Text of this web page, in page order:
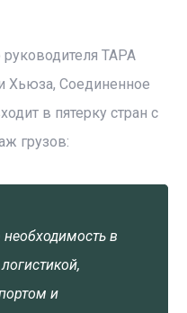
TAPA
Хьюза, Соединенное
в пятерку стран с
грузов:
в
и